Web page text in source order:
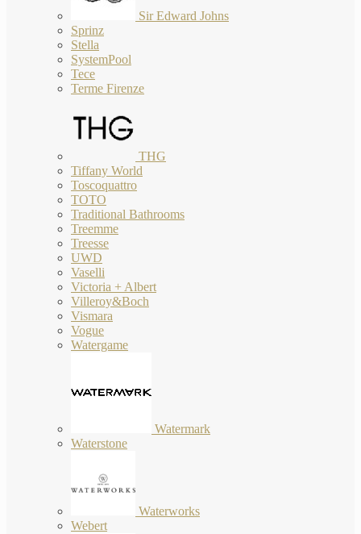
Sir Edward Johns
Sprinz
Stella
SystemPool
Tece
Terme Firenze
THG
Tiffany World
Toscoquattro
TOTO
Traditional Bathrooms
Treemme
Treesse
UWD
Vaselli
Victoria + Albert
Villeroy&Boch
Vismara
Vogue
Watergame
Watermark
Waterstone
Waterworks
Webert